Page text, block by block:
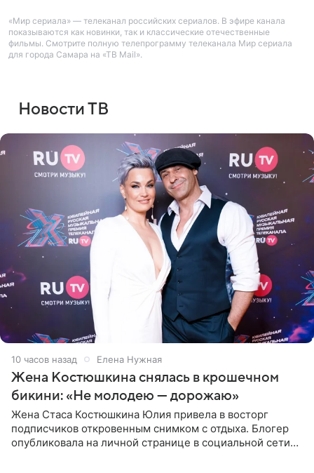
«Мир сериала» — телеканал российских сериалов. В эфире канала
показываются как новинки, так и классические отечественные
фильмы. Смотрите полную телепрограмму телеканала Мир сериала
для города Самара на «ТВ Mail».
Новости ТВ
10 часов назад Елена Нужная
Жена Костюшкина снялась в крошечном
бикини: «Не молодею — дорожаю»
Жена Стаса Костюшкина Юлия привела в восторг
подписчиков откровенным снимком с отдыха. Блогер
опубликовала на личной странице в социальной сети